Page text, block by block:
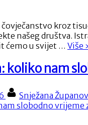
stoljeća
ne
blijedi”
kroz
našeg društva.
ćemo u svijet … Više
i
koliko nam
By
Snježana